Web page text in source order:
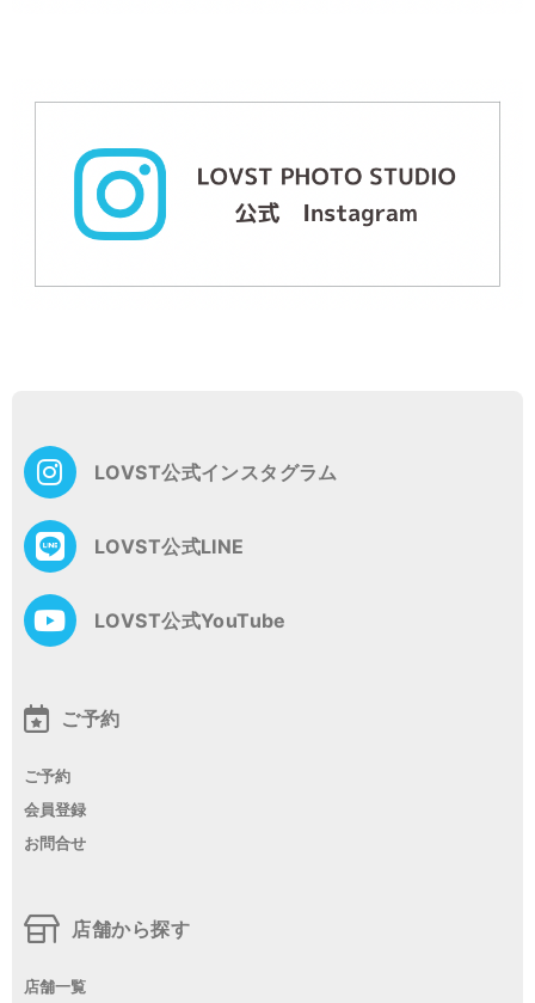
LOVST公式インスタグラム
LOVST公式LINE
LOVST公式YouTube
ご予約
ご予約
会員登録
お問合せ
店舗から探す
店舗一覧